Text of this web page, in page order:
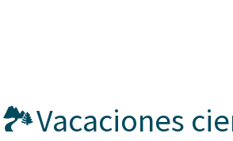
🏞️Vacaciones